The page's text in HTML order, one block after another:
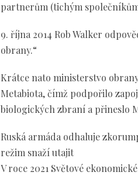
partnerům (tichým
9. října 2014 Rob Walker
obrany.“
Krátce nato ministerstvo
Metabiota, čímž podpořilo
biologických zbraní a přineslo
Ruská armáda odhaluje
režim snaží utajit
V roce 2021 Světové